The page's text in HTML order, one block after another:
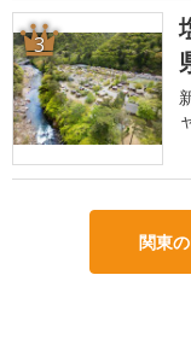
3
関東